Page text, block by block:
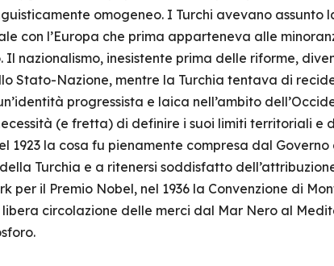
omogeneo. I Turchi avevano assunto
con l’Europa che prima apparteneva alle
nazionalismo, inesistente prima delle riforme,
Stato-Nazione, mentre la Turchia tentava di
progressista e laica nell’ambito
(e fretta) di definire i suoi limiti territoriali e
1923 la cosa fu pienamente compresa dal Governo
Turchia e a ritenersi soddisfatto
per il Premio Nobel, nel 1936 la Convenzione di
circolazione delle merci dal Mar Nero al